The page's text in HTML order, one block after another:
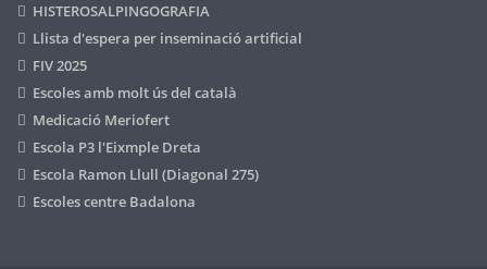
HISTEROSALPINGOGRAFIA
Llista d'espera per inseminació artificial
FIV 2025
Escoles amb molt ús del català
Medicació Meriofert
Escola P3 l'Eixmple Dreta
Escola Ramon Llull (Diagonal 275)
Escoles centre Badalona